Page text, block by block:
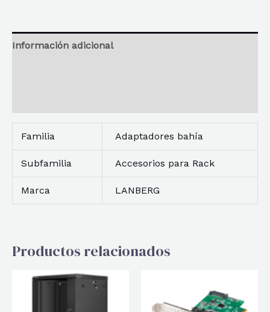
Información adicional
Familia Adaptadores bahía
Subfamilia Accesorios para Rack
Marca LANBERG
Productos relacionados